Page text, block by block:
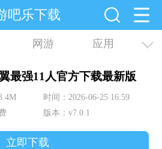
吧乐下载
网游 应用
最强11人官方下载最新版
时间：2026-06-25 16:59
版本：v7.0.1
立即下载